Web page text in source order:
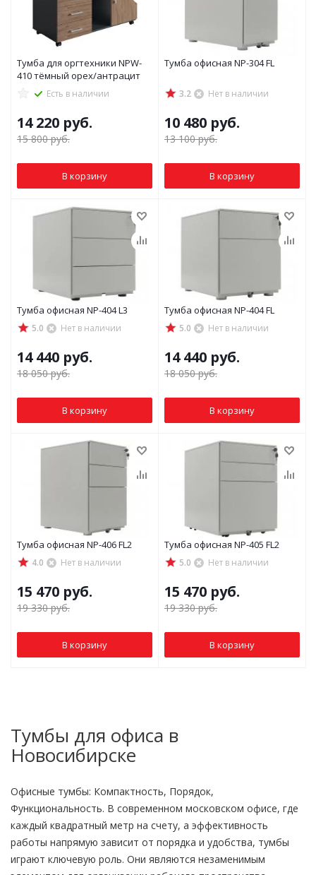
Тумба для оргтехники NPW-
410 тёмный орех/антрацит
Есть в наличии
14 220 руб.
15 800руб.
В корзину
Тумба офисная NP-304 FL
3.2 Нет в наличии
10 480 руб.
13 100руб.
В корзину
Тумба офисная NP-404 L3
5.0 Нет в наличии
14 440 руб.
18 050руб.
В корзину
Тумба офисная NP-404 FL
5.0 Нет в наличии
14 440 руб.
18 050руб.
В корзину
Тумба офисная NP-406 FL2
4.0 Нет в наличии
15 470 руб.
19 330руб.
В корзину
Тумба офисная NP-405 FL2
5.0 Нет в наличии
15 470 руб.
19 330руб.
В корзину
Тумбы для офиса в
Новосибирске
Офисные тумбы: Компактность, Порядок,
Функциональность. В современном московском офисе, где
каждый квадратный метр на счету, а эффективность
работы напрямую зависит от порядка и удобства, тумбы
играют ключевую роль. Они являются незаменимым